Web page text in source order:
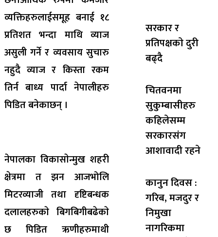
व्यक्तिहरुलाईसमूह बनाई १८
प्रतिशत भन्दा माथि व्याज
असुली गर्ने र व्यवसाय सुचारु
नहुदै व्याज र किस्ता रकम
तिर्न बाध्य पार्दा नेपालीहरु
पिडित बनेकाछन् ।
नेपालका विकासाेन्मुख शहरी
क्षेत्रमा त झन आजभोलि
मिटरव्याजी तथा दृष्टिबन्धक
दलालहरुकाे बिगबिगीबढेकाे
छ पिडित ऋणीहरुमाथी
सरकार र
प्रतिपक्षकाे दुरी
बढ्दै
चितवनमा
सुकुम्बासीहरु
कहिलेसम्म
सरकारसंग
आशावादी रहने
कानुन दिवस :
गरिब, मजदुर र
निमुखा
नागरिकमा